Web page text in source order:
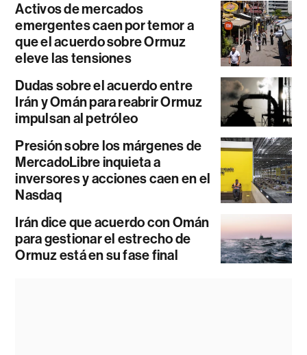
Activos de mercados
emergentes caen por temor a
que el acuerdo sobre Ormuz
eleve las tensiones
Dudas sobre el acuerdo entre
Irán y Omán para reabrir Ormuz
impulsan al petróleo
Presión sobre los márgenes de
MercadoLibre inquieta a
inversores y acciones caen en el
Nasdaq
Irán dice que acuerdo con Omán
para gestionar el estrecho de
Ormuz está en su fase final